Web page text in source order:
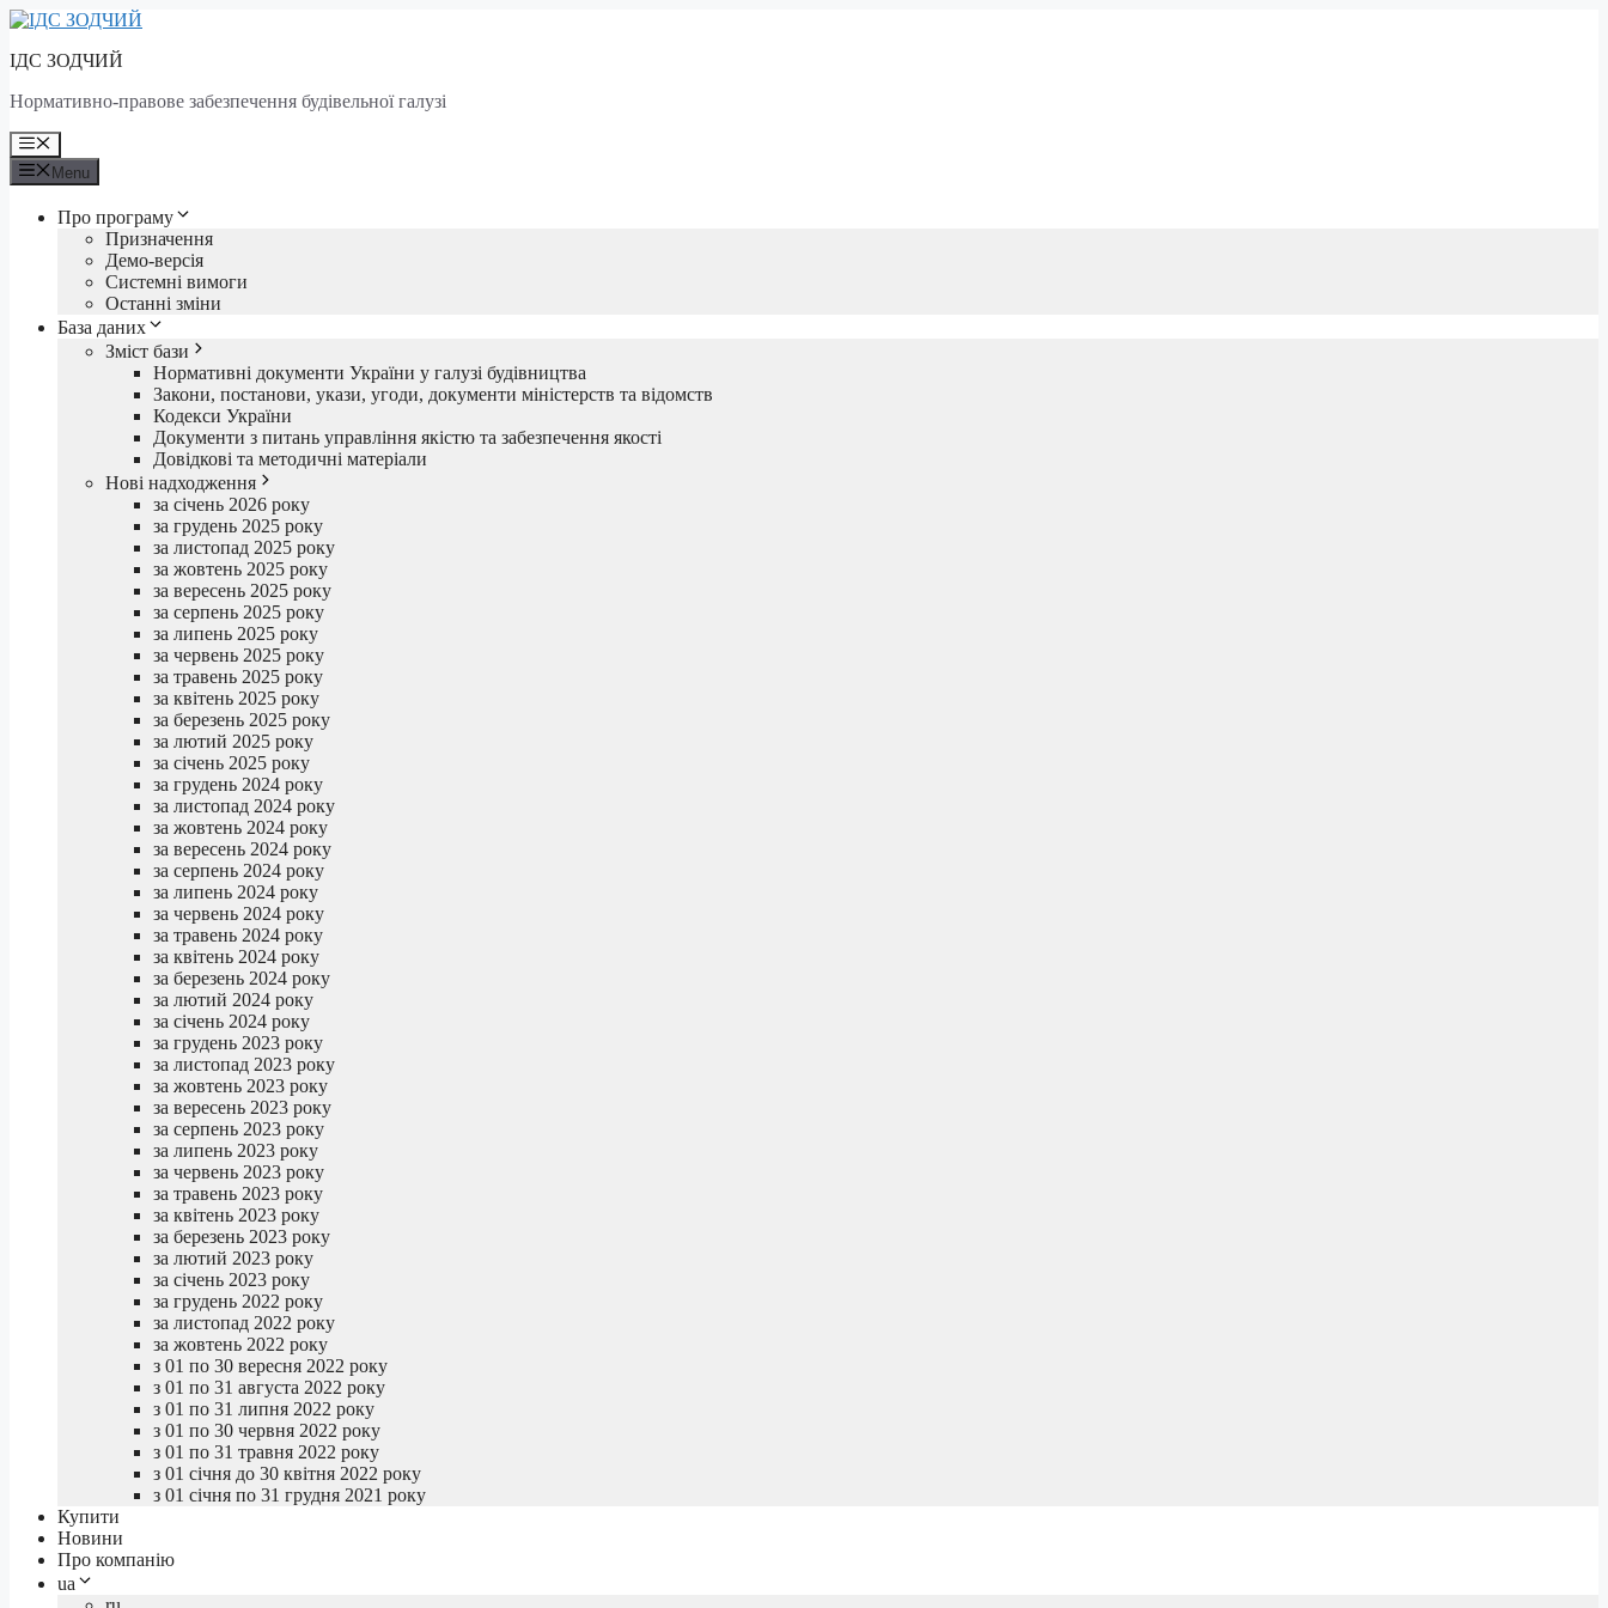
Skip
content
ІДС ЗОДЧИЙ
Нормативно-правове забезпечення будівельної галузі
Menu
Menu
Про програму
Призначення
Демо-версія
Системні вимоги
Останні зміни
База даних
Зміст бази
Нормативні документи України у галузі будівництва
Закони, постанови, укази, угоди, документи міністерств та відомств
Кодекси України
Документи з питань управління якістю та забезпечення якості
Довідкові та методичні матеріали
Нові надходження
за січень 2026 року
за грудень 2025 року
за листопад 2025 року
за жовтень 2025 року
за вересень 2025 року
за серпень 2025 року
за липень 2025 року
за червень 2025 року
за травень 2025 року
за квітень 2025 року
за березень 2025 року
за лютий 2025 року
за січень 2025 року
за грудень 2024 року
за листопад 2024 року
за жовтень 2024 року
за вересень 2024 року
за серпень 2024 року
за липень 2024 року
за червень 2024 року
за травень 2024 року
за квітень 2024 року
за березень 2024 року
за лютий 2024 року
за січень 2024 року
за грудень 2023 року
за листопад 2023 року
за жовтень 2023 року
за вересень 2023 року
за серпень 2023 року
за липень 2023 року
за червень 2023 року
за травень 2023 року
за квітень 2023 року
за березень 2023 року
за лютий 2023 року
за січень 2023 року
за грудень 2022 року
за листопад 2022 року
за жовтень 2022 року
з 01 по 30 вересня 2022 року
з 01 по 31 августа 2022 року
з 01 по 31 липня 2022 року
з 01 по 30 червня 2022 року
з 01 по 31 травня 2022 року
з 01 січня до 30 квітня 2022 року
з 01 січня по 31 грудня 2021 року
Купити
Новини
Про компанію
ua